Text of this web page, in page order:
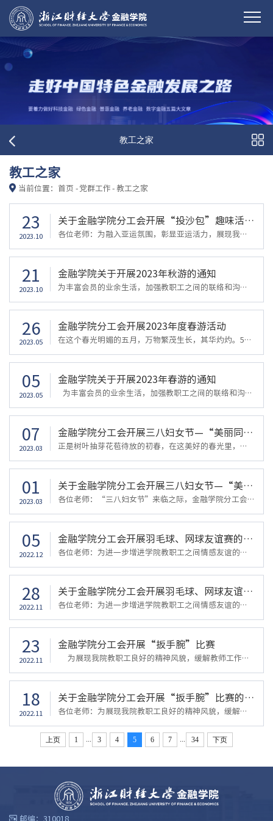
教工之家
教工之家
当前位置：首页 -党群工作-教工之家
23
2023.10
关于金融学院分工会开展“投沙包”趣味活动的通知
各位老师：为融入亚运氛围，彰显亚运活力，展现我院教职工良好的精神风貌，缓解教师工作压力，提高队伍的凝聚力和向心力，学院分工会决定组织举办教职工“投沙包”活动，欢迎各位老师积极报名参加。参与比赛的老师将获得精美小礼品一份。活动时间：10月26日（下周四）下午2：00活动地点：金融学院一楼大厅活动联系人：卢思吉 0571-87557109金融学院分工会2023年10月23
21
2023.10
金融学院关于开展2023年秋游的通知
为丰富会员的业余生活，加强教职工之间的联络和沟通，增强团队的凝聚力，金融学院分工会决定于2023年10月29日（周六）举行秋游活动。有关事项安排如下：一、秋游时间：2023年10月29日二、秋游地点：富阳桐州岛三、参加人员：金融学院工会会员四、报名时间：2023年10月21日-10月23日（截止）五、联系人员：卢思吉0571-87557109金融学院分工会2023年10月21
26
2023.05
金融学院分工会开展2023年度春游活动
在这个春光明媚的五月，万物繁茂生长，其华灼灼。5月13日，金融学院分工会赴诸暨开展春游活动。在这个山水秀丽的城市里，教职工沿着小镇的街道走着，领略独特的人文风情和大好春色。他们也挎着小篮子在丛丛灌木中采摘小番茄，体会采摘的喜悦。本次春游活动丰富了教职工文化生活，促进教职工之间的沟通与交流，丰富了教职工业余生活，展示了教职工积极健康向上的精神面貌。金融学院分工会2023年5月18
05
2023.05
金融学院关于开展2023年春游的通知
为丰富会员的业余生活，加强教职工之间的联络和沟通，增强团队的凝聚力，金融学院分工会决定于2023年5月13日（周六）举行春游活动。有关事项安排如下：一、春游时间：2023年5月13日二、春游地点：诸暨三、春游活动：踏青、摘桑葚等四、参加人员：金融学院工会会员五、报名时间：2023年5月5日-5月10日（截止）六、联系人员：卢思吉0571-87557109金融学院分工会2023年5月5
07
2023.03
金融学院分工会开展三八妇女节—“美丽同行”化妆培训的活动
正是树叶抽芽花苞待放的初春，在这美好的春光里，我们迎来了三八国际妇女节。为了进一步激发我院教职工爱岗敬业，锐意进取的工作热情，充分发挥“半边天”的作用，学院分工会组织开展了妇女节活动。此次妇女节活动让女教职工们放松身心，愉悦心情，感受幸福。通过此次美丽修行为工作与生活带来小确幸，培养教师们知美、爱美、尚美、创美的美好生活情趣，让艺术和人文在繁忙的工作生活中绽放更绚丽的色彩！金融学院分工会2023年3月7
01
2023.03
关于金融学院分工会开展三八妇女节—“美丽同行”化妆培训的活动通知
各位老师：“三八妇女节”来临之际，金融学院分工会将组织开展“美丽同行”化妆培训活动。此次活动将邀请具有丰富化妆经验的学院老师为大家现场教学示范演示，并对女职工遇到的一些细节处理问题进行耐心讲解和指导。通过开展本次活动，不仅是为了为广大女教职工提供一次日常化妆和情感交流的机会，也是想让大家学会如何发现美、展现美，丰富自身内涵。参加此次活动的女教职工将获得精美小礼品一份。活动时间：2023年3月7日（下...
05
2022.12
金融学院分工会开展羽毛球、网球友谊赛的活动
各位老师：为进一步增进学院教职工之间情感友谊的沟通与交流，展现健康、和谐、积极进取的精神风貌，丰富工会会员的课余文化生活，学院分工会于12月1日下午组织开展了教职工羽毛球、网球友谊赛。大家表现了对网球活动的浓烈兴趣，踊跃参加学习；羽毛球比赛大家大展身手，纷纷组队一较高低。本次举行羽毛球和网球友谊赛一方面增进了学院凝聚力，更为下一次参加校教职工球类比赛选拔优秀球员打下了良好基础
28
2022.11
关于金融学院分工会开展羽毛球、网球友谊赛的活动通知
各位老师：为进一步增进学院教职工之间情感友谊的沟通与交流，展现健康、和谐、积极进取的精神风貌，丰富工会会员的课余文化生活，学院分工会决定于12月1日下午组织开展教职工羽毛球、网球友谊赛。欢迎各位老师参加，参与者将获得精美小礼物一份。活动时间：2022年12月1日下午（本周四）活动地点：羽毛球馆、网球馆活动形式：友谊对打、老带新教学活动联系人：卢思吉 0571-87557109浙江财经大学金融学院分工会2022年11月28
23
2022.11
金融学院分工会开展“扳手腕”比赛
为展现我院教职工良好的精神风貌，缓解教师工作压力，11月22日下午，学院分工会精心组织举办了扳手腕比赛，全院80名职工报名参加了比赛。经过激烈角逐，林基老师获得第一名，被称为金融学院“第一大力士”，教师沈腊梅、张红、单敬群、刘仰璟等老师也表现出色。比赛活动既强化了体能素质，有利于缓解教师的工作压力，也增进了教师之间的感情，提高了队伍的凝聚力和向心力
18
2022.11
关于金融学院分工会开展“扳手腕”比赛的通知
各位老师：为展现我院教职工良好的精神风貌，缓解教师工作压力，增进教师之间的感情，提高队伍的凝聚力和向心力，学院分工会决定组织举办教职工“扳手腕”比赛，欢迎各位老师积极报名参加。比赛采取车轮战，参与比赛的老师将获得精美小礼品一份。活动时间：11月22日（下周二）下午2：00活动地点：金融学院工会之家活动联系人:卢思吉 0571-87557109金融学院分工会2022年11月18
上页 1 3 4 5 6 7 34 下页
邮编：310018